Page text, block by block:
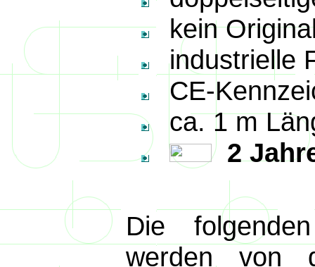
kein
industrielle
CE-
ca. 1 m
2
Die
werden von